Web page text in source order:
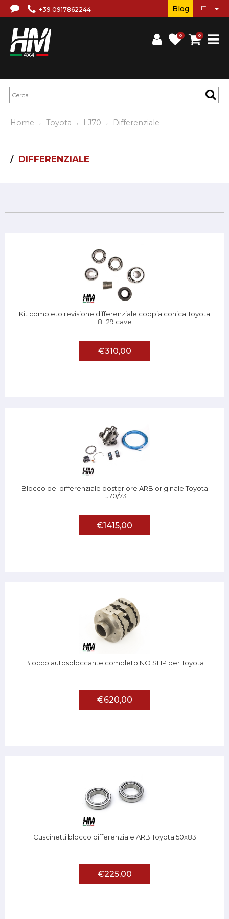
+39 0917862244
0 0
Blog
Home Toyota LJ70 Differenziale
DIFFERENZIALE
Kit completo revisione differenziale coppia conica Toyota
8" 29 cave
€310,00
Blocco del differenziale posteriore ARB originale Toyota
LJ70/73
€1415,00
Blocco autosbloccante completo NO SLIP per Toyota
€620,00
Cuscinetti blocco differenziale ARB Toyota 50x83
€225,00